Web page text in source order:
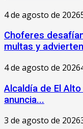
4 de agosto de 2026
Choferes
multas y
4 de agosto de 2026
‎Alcaldía de El
anuncia...
3 de agosto de 2026